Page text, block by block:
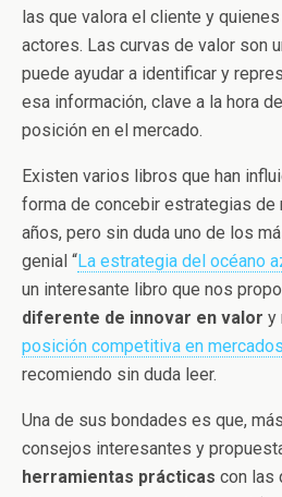
las que valora el cliente y
actores. Las curvas de valor son
puede ayudar a identificar y
esa información, clave a la hora
posición en el mercado.
Existen varios libros que han
forma de concebir estrategias
años, pero sin duda uno de los
genial “La estrategia del océano
un interesante libro que nos
diferente de innovar en valor y
posición competitiva en
recomiendo sin duda leer.
Una de sus bondades es que,
consejos interesantes y
herramientas prácticas con las